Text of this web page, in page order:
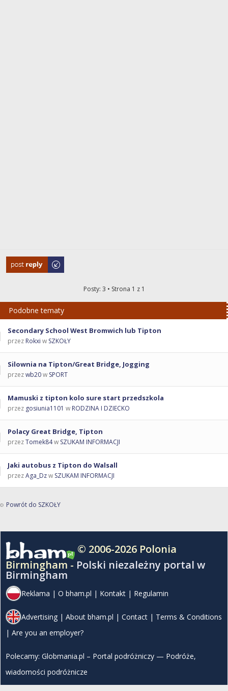
Odpowiedz
Posty: 3 • Strona 1 z 1
Podobne tematy
Secondary School West Bromwich lub Tipton
przez Rokxi w SZKOŁY
Silownia na Tipton/Great Bridge, Jogging
przezwb20w SPORT
Mamuski z tipton kolo sure start przedszkola
przez gosiunia1101 w RODZINA I DZIECKO
Polacy Great Bridge, Tipton
przezTomek84w SZUKAM INFORMACJI
Jaki autobus z Tipton do Walsall
przezAga_Dzw SZUKAM INFORMACJI
Powrót do SZKOŁY
© 2006-2026 Polonia
Birmingham - Polski niezależny portal w
Birmingham
Reklama | O bham.pl | Kontakt | Regulamin
Advertising | About bham.pl | Contact | Terms & Conditions
| Are you an employer?
Polecamy: Globmania.pl – Portal podróżniczy — Podróże,
wiadomości podróżnicze